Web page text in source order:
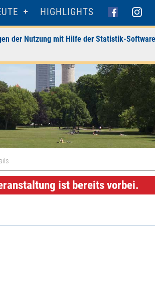
HIGHLIGHTS
der Nutzung mit Hilfe der Statistik-
ist bereits vorbei.